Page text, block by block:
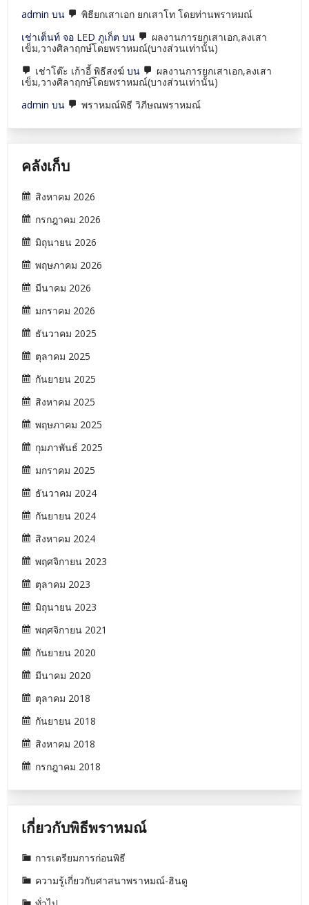
กล้อง
admin บน
พิธียกเสาเอก ยกเสาโท โดยท่านพราหมณ์
เช่าเต็นท์ จอ LED ภูเก็ต บน
ผลงานการยกเสาเอก,ลงเสา
เข็ม,วางศิลาฤกษ์โดยพราหมณ์(บางส่วนเท่านั้น)
เช่าโต๊ะ เก้าอี้ พิธีสงฆ์ บน
ผลงานการยกเสาเอก,ลงเสา
เข็ม,วางศิลาฤกษ์โดยพราหมณ์(บางส่วนเท่านั้น)
admin บน พราหมณ์พิธี วิภีษณพราหมณ์
คลังเก็บ
สิงหาคม 2026
กรกฎาคม 2026
มิถุนายน 2026
พฤษภาคม 2026
มีนาคม 2026
มกราคม 2026
ธันวาคม 2025
ตุลาคม 2025
กันยายน 2025
สิงหาคม 2025
พฤษภาคม 2025
กุมภาพันธ์ 2025
มกราคม 2025
ธันวาคม 2024
กันยายน 2024
สิงหาคม 2024
พฤศจิกายน 2023
ตุลาคม 2023
มิถุนายน 2023
พฤศจิกายน 2021
กันยายน 2020
มีนาคม 2020
ตุลาคม 2018
กันยายน 2018
สิงหาคม 2018
กรกฎาคม 2018
เกี่ยวกับพิธีพราหมณ์
การเตรียมการก่อนพิธี
ความรู้เกี่ยวกับศาสนาพราหมณ์-ฮินดู